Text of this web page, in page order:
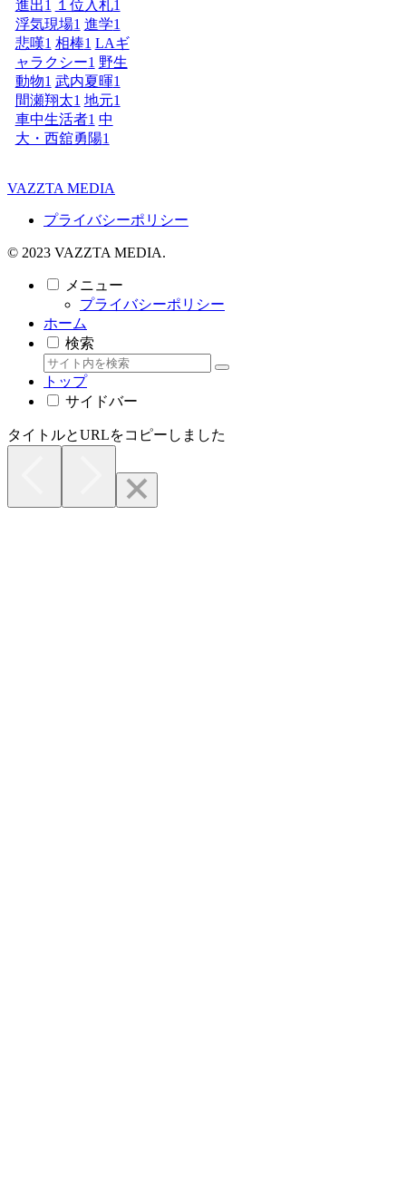
進出1 １位入札1
浮気現場1 進学1
悲嘆1 相棒1 LAギ
ャラクシー1 野生
動物1 武内夏暉1
間瀬翔太1 地元1
車中生活者1 中
大・西舘勇陽1
VAZZTA MEDIA
プライバシーポリシー
© 2023 VAZZTA MEDIA.
メニュー
プライバシーポリシー
ホーム
検索
トップ
サイドバー
タイトルとURLをコピーしました